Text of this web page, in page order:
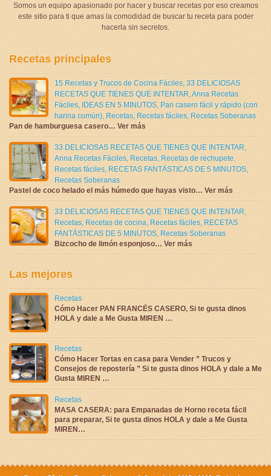
Somos un equipo apasionado por hacer y buscar recetas por eso creamos
este sitio para ti que amas la comodidad de buscar tu receta para poder
hacerla sin secretos.
Recetas principales
15 Recetas y Trucos de Cocina Fáciles, 33 DELICIOSAS
RECETAS QUE TIENES QUE INTENTAR,Anna Recetas
Fáciles, IDEAS EN 5 MINUTOS, Pan casero fácil y rápido (con
harina común), Recetas, Recetas fáciles, Recetas Soberanas
Pan de hamburguesa casero… Ver más
33 DELICIOSAS RECETAS QUE TIENES QUE INTENTAR,
Anna Recetas Fáciles, Recetas, Recetas de rechupete,
Recetas fáciles, RECETAS FANTÁSTICAS DE 5 MINUTOS,
Recetas Soberanas
Pastel de coco helado el más húmedo que hayas visto… Ver más
33 DELICIOSAS RECETAS QUE TIENES QUE INTENTAR,
Recetas, Recetas de cocina, Recetas fáciles, RECETAS
FANTÁSTICAS DE 5 MINUTOS, Recetas Soberanas
Bizcocho de limón esponjoso… Ver más
Las mejores
Recetas
Cómo Hacer PAN FRANCÉS CASERO, Si te gusta dinos
HOLA y dale a Me Gusta MIREN …
Recetas
Cómo Hacer Tortas en casa para Vender ” Trucos y
Consejos de repostería ” Si te gusta dinos HOLA y dale a Me
Gusta MIREN …
Recetas
MASA CASERA: para Empanadas de Horno receta fácil
para preparar, Si te gusta dinos HOLA y dale a Me Gusta
MIREN…